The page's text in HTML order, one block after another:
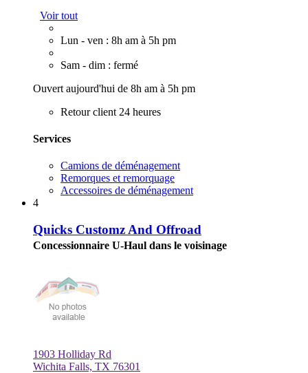
Voir tout
Lun - ven : 8h am à 5h pm
Sam - dim : fermé
Ouvert aujourd'hui de 8h am à 5h pm
Retour client 24 heures
Services
Camions de déménagement
Remorques et remorquage
Accessoires de déménagement
4
Quicks Customz And Offroad
Concessionnaire U-Haul dans le voisinage
1903 Holliday Rd
Wichita Falls, TX 76301